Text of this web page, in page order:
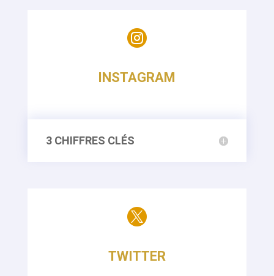

INSTAGRAM
3 CHIFFRES CLÉS

TWITTER